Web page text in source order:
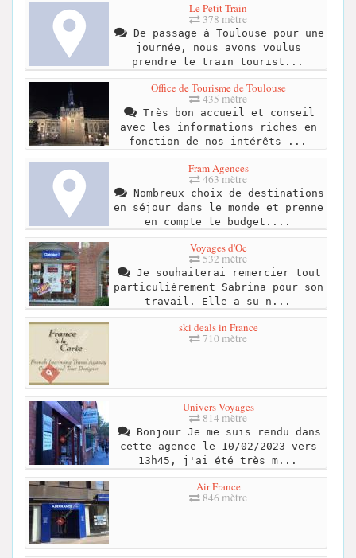
Le Petit Train
378 mètre
De passage à Toulouse pour une
journée, nous avons voulus
prendre le train tourist...
Office de Tourisme de Toulouse
435 mètre
Très bon accueil et conseil
avec les informations riches en
fonction de nos intérêts ...
Fram Agences
463 mètre
Nombreux choix de destinations
en séjour dans le monde et prenne
en compte le budget....
Voyages d'Oc
532 mètre
Je souhaiterai remercier tout
particulièrement Sabrina pour son
travail. Elle a su n...
ski deals in France
710 mètre
Univers Voyages
814 mètre
Bonjour Je me suis rendu dans
cette agence le 10/02/2023 vers
13h45, j'ai été très m...
Air France
846 mètre